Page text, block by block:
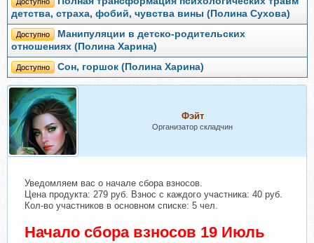
детства, страха, фобий, чувства вины (Полина Сухова)
Доступно
Манипуляции в детско-родительских
отношениях (Полина Харина)
Доступно Сон, горшок (Полина Харина)
Фэйт
Организатор складчин
Уведомляем вас о начале сбора взносов.
Цена продукта: 279 руб. Взнос с каждого участника: 40 руб.
Кол-во участников в основном списке: 5 чел.
Начало сбора взносов 19 Июль